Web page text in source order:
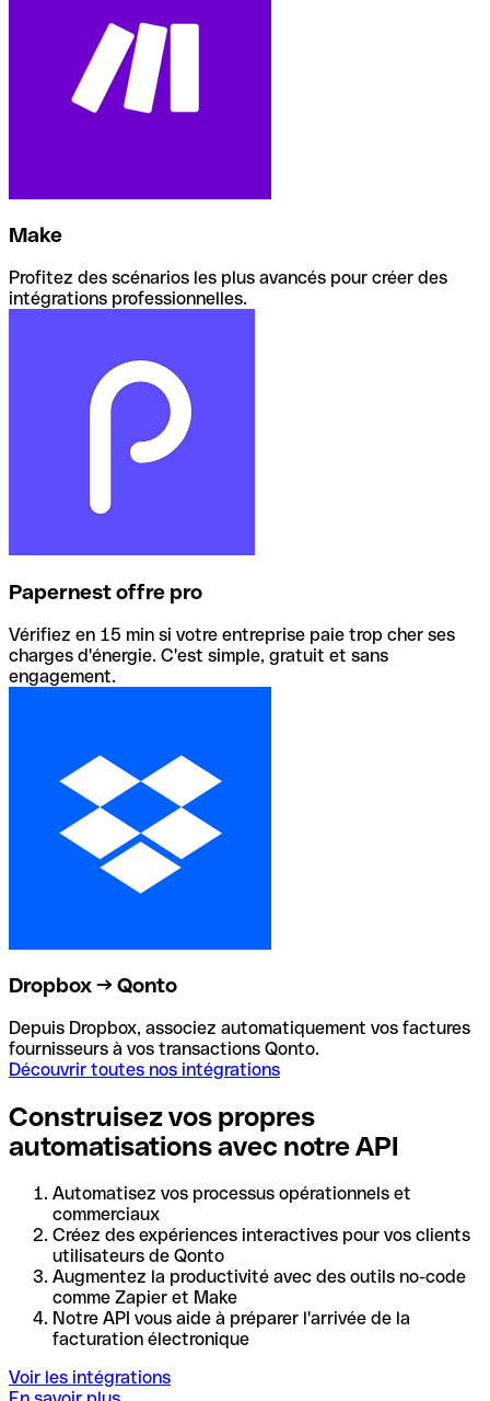
Make
Profitez des scénarios les plus avancés pour créer des
intégrations professionnelles.
Papernest offre pro
Vérifiez en 15 min si votre entreprise paie trop cher ses
charges d'énergie. C'est simple, gratuit et sans
engagement.
Dropbox → Qonto
Depuis Dropbox, associez automatiquement vos factures
fournisseurs à vos transactions Qonto.
Découvrir toutes nos intégrations
Construisez vos propres
automatisations avec notre API
Automatisez vos processus opérationnels et
commerciaux
Créez des expériences interactives pour vos clients
utilisateurs de Qonto
Augmentez la productivité avec des outils no-code
comme Zapier et Make
Notre API vous aide à préparer l'arrivée de la
facturation électronique
Voir les intégrations